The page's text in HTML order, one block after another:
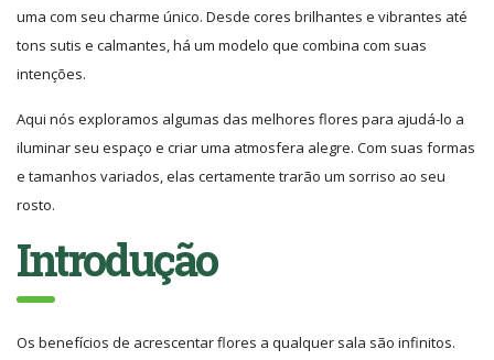
uma com seu charme único. Desde cores brilhantes e vibrantes até
tons sutis e calmantes, há um modelo que combina com suas
intenções.
Aqui nós exploramos algumas das melhores flores para ajudá-lo a
iluminar seu espaço e criar uma atmosfera alegre. Com suas formas
e tamanhos variados, elas certamente trarão um sorriso ao seu
rosto.
Introdução
Os benefícios de acrescentar flores a qualquer sala são infinitos.